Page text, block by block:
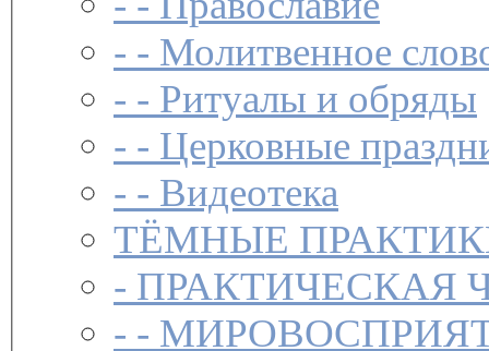
- - Молитвенное
- - Ритуалы и обряды
- - Церковные
- - Видеотека
ТЁМНЫЕ
- ПРАКТИЧЕСКАЯ
- -